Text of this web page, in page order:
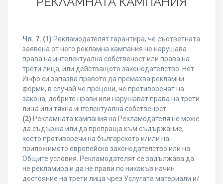
Чл. 7. (1) Рекламодателят гарантира, че съответната
заявена от него рекламна кампания не нарушава
права на интелектуална собственост или права на
трети лица, или действащото законодателство. Нет
Инфо си запазва правото да премахва рекламни
форми, в случай че прецени, че противоречат на
закона, добрите нрави или нарушават права на трети
лица или тяхна интелектуална собственост.
(2) Рекламната кампания на Рекламодателя не може
да съдържа или да препраща към съдържание,
което противоречи на българското и/или на
приложимото европейско законодателство или на
Общите условия. Рекламодателят се задължава да
не рекламира и да не прави по никакъв начин
достояние на трети лица чрез Услугата материали и/